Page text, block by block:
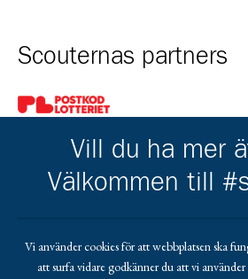
Scouternas partners
Gå till pl_50
Kårens partners
Vill du ha mer
Välkommen till
Vi använder cookies för att webbplatsen ska
att surfa vidare godkänner du att vi använder